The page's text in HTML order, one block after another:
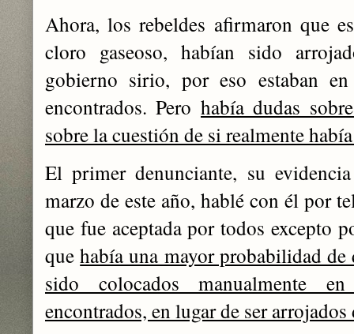
Ahora, los rebeldes afirmaron que
cloro gaseoso, habían sido
gobierno sirio, por eso estaban
encontrados. Pero había dudas
sobre la cuestión de si realmente
El primer denunciante, su
marzo de este año, hablé con él por
que fue aceptada por todos excepto
quehabía una mayor probabilidad
sido colocados manualmente
encontrados, en lugar de ser